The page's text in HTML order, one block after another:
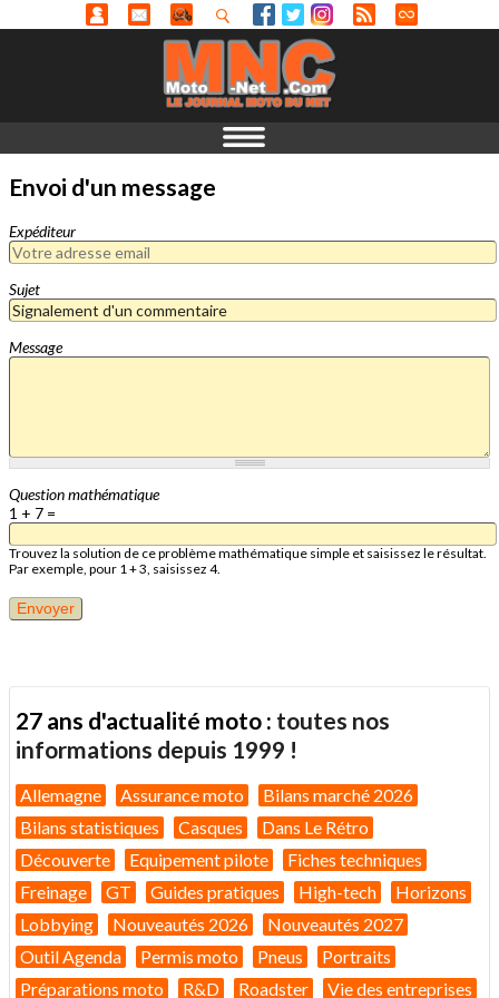
Envoi d'un message
Expéditeur
Sujet
Message
Question mathématique
1 + 7 =
Trouvez la solution de ce problème mathématique simple et saisissez le résultat.
Par exemple, pour 1 + 3, saisissez 4.
27 ans d'actualité moto : toutes nos
informations depuis 1999 !
Allemagne Assurance moto
Bilans marché 2026
Bilans statistiques
Casques
Dans Le Rétro
Découverte
Equipement pilote
Fiches techniques
Freinage
GT Guides pratiques High-tech
Horizons
Lobbying
Nouveautés 2026
Nouveautés 2027
Outil Agenda
Permis moto Pneus
Portraits
Préparations moto
R&D Roadster Vie des entreprises